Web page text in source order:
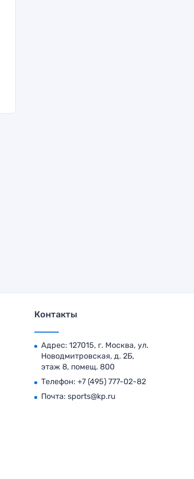
Контакты
Адрес: 127015, г. Москва, ул.
Новодмитровская, д. 2Б,
этаж 8, помещ. 800
Телефон: +7 (495) 777-02-82
Почта: sports@kp.ru